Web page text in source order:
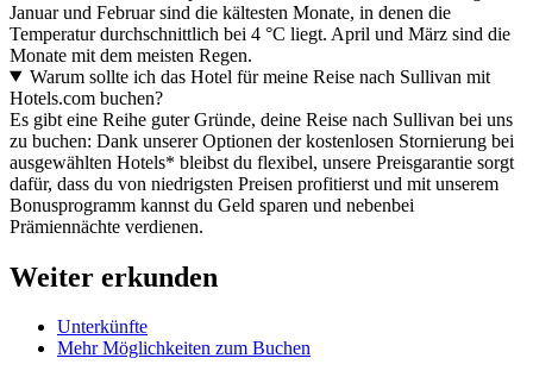
Januar und Februar sind die kältesten Monate, in denen die
Temperatur durchschnittlich bei 4 °C liegt. April und März sind die
Monate mit dem meisten Regen.
Warum sollte ich das Hotel für meine Reise nach Sullivan mit
Hotels.com buchen?
Es gibt eine Reihe guter Gründe, deine Reise nach Sullivan bei uns
zu buchen: Dank unserer Optionen der kostenlosen Stornierung bei
ausgewählten Hotels* bleibst du flexibel, unsere Preisgarantie sorgt
dafür, dass du von niedrigsten Preisen profitierst und mit unserem
Bonusprogramm kannst du Geld sparen und nebenbei
Prämiennächte verdienen.
Weiter erkunden
Unterkünfte
Mehr Möglichkeiten zum Buchen